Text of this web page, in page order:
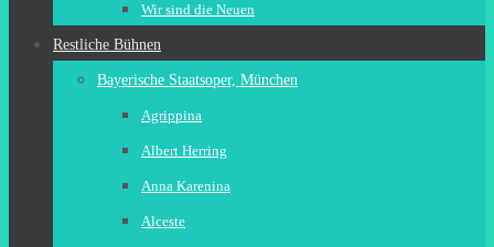
Wir sind die Neuen
Restliche Bühnen
Bayerische Staatsoper, München
Agrippina
Albert Herring
Anna Karenina
Alceste